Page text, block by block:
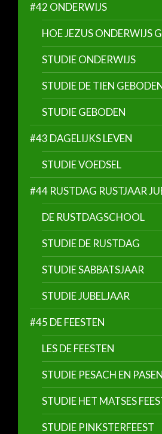
#42 ONDERWIJS
HOE JEZUS ONDERWIJS
STUDIE ONDERWIJS
STUDIE DE TIEN
STUDIE GEBODEN
#43 DAGELIJKS LEVEN
STUDIE VOEDSEL
#44 RUSTDAG RUSTJAAR
DE RUSTDAGSCHOOL
STUDIE DE RUSTDAG
STUDIE SABBATSJAAR
STUDIE JUBELJAAR
#45 DE FEESTEN
LES DE FEESTEN
STUDIE PESACH EN PASEN
STUDIE HET MATSES
STUDIE PINKSTERFEEST